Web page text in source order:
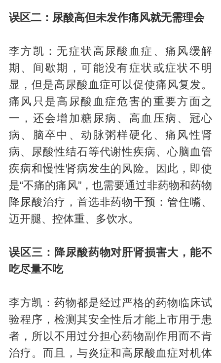
误区二：尿酸高但未发作痛风就无需理会
李方凯：无症状高尿酸血症、痛风缓解
期、间歇期，可能没有症状或症状不明
显，但是高尿酸血症可以促使痛风复发。
痛风只是高尿酸血症危害的重要方面之
一，还会增加糖尿病、高血压病、冠心
病、脑卒中、动脉粥样硬化、痛风性肾
病、尿酸性结石等代谢性疾病、心脑血管
疾病和慢性肾病发生的风险。因此，即使
是“不痛的痛风”，也需要通过非药物和药物
降尿酸治疗，首选非药物干预：管住嘴、
迈开腿、控体重、多饮水。
误区三：降尿酸药物对肝肾损害大，能不
吃尽量不吃
李方凯：药物都是经过严格的药物临床试
验程序，检测其安全性后才能上市用于患
者，所以不用过分担心药物副作用而不肯
治疗。而且，与炎症和高尿酸血症对机体